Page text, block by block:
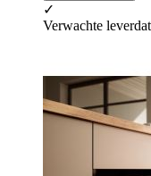
✓
Verwachte